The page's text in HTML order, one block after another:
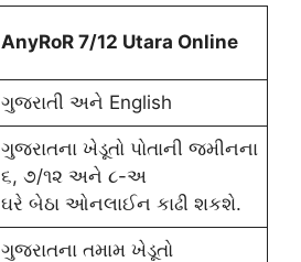
AnyRoR 7/12 Utara Online
ગુજરાતી અને English
ગુજરાતના ખેડૂતો પોતાની જમીનના
૬, ૭/૧૨ અને ૮-અ
ઘરે બેઠા ઓનલાઈન કાઢી શકશે.
ગુજરાતના તમામ ખેડૂતો